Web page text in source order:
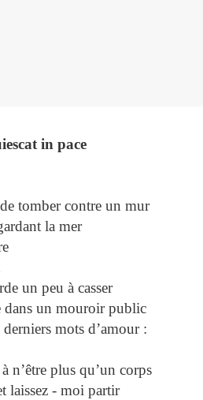
in pace
tomber contre un mur
la mer
un peu à casser
dans un mouroir public
mots d’amour :
n’être plus qu’un corps
laissez - moi partir